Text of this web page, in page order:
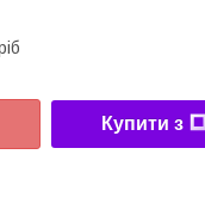
Купити з